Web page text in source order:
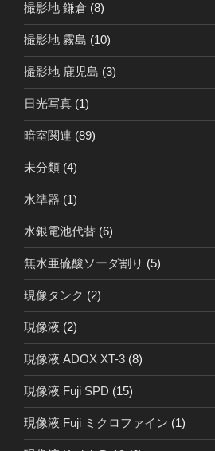
撮影地 鎌倉 (8)
撮影地 霧島 (10)
撮影地 鹿児島 (3)
日光写真 (1)
暗室関連 (89)
未分類 (4)
水準器 (1)
水銀電池代替 (6)
無水亜硫酸ソーダ割り (5)
現像タンク (2)
現像液 (2)
現像液 ADOX XT-3 (8)
現像液 Fuji SPD (15)
現像液 Fuji ミクロファイン (1)